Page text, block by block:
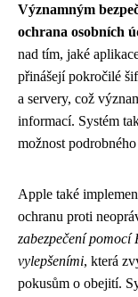
Významným
ochrana osobních
nad tím, jaké
přinášejí pokročilé
a servery, což
informací. Systém
možnost
Apple také
ochranu proti
zabezpečení
vylepšeními, která
pokusům o obejití.